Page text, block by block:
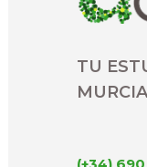
TU
MURCIA